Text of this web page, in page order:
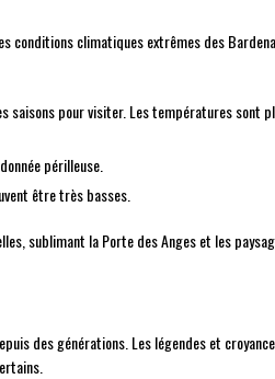
climatiques extrêmes des
pour visiter. Les températures sont
périlleuse.
être très basses.
sublimant la Porte des Anges et les
des générations. Les légendes et